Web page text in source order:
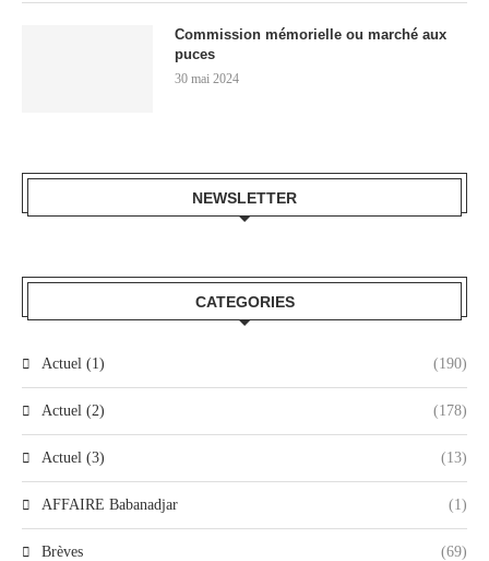
Commission mémorielle ou marché aux
puces
30 mai 2024
NEWSLETTER
CATEGORIES
Actuel (1) (190)
Actuel (2) (178)
Actuel (3) (13)
AFFAIRE Babanadjar (1)
Brèves (69)